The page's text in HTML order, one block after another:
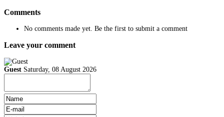
Comments
No comments made yet. Be the first to submit a comment
Leave your comment
Guest Saturday, 08 August 2026